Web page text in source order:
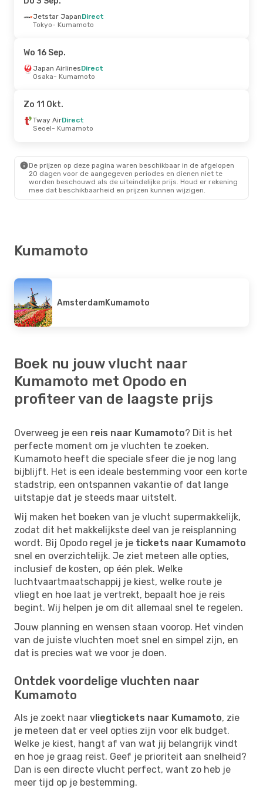
Di 27 Okt.- Vr 30 Okt.
Tigerair Taiwan
Kumamoto
Korean Air
Busan- Kumamoto
Korean Air1 Stop
Kumamoto- Busan
Do 1 Okt.- Zo 4 Okt.
China AirlinesDirect
Taipei- Kumamoto
China AirlinesDirect
Kumamoto- Taipei
Jetstar JapanDirect
Tokyo- Kumamoto
Wo 16 Sep.
Japan AirlinesDirect
Osaka- Kumamoto
Zo 11 Okt.
Tway AirDirect
Seoel- Kumamoto
De prijzen op deze pagina waren beschikbaar in de afgelopen
20 dagen voor de aangegeven periodes en dienen niet te
worden beschouwd als de uiteindelijke prijs. Houd er rekening
mee dat beschikbaarheid en prijzen kunnen wijzigen.
Kumamoto
AmsterdamKumamoto
Boek nu jouw vlucht naar
Kumamoto met Opodo en
profiteer van de laagste prijs
Overweeg je een reis naar Kumamoto? Dit is het
perfecte moment om je vluchten te zoeken.
Kumamoto heeft die speciale sfeer die je nog lang
bijblijft. Het is een ideale bestemming voor een korte
stadstrip, een ontspannen vakantie of dat lange
uitstapje dat je steeds maar uitstelt.
Wij maken het boeken van je vlucht supermakkelijk,
zodat dit het makkelijkste deel van je reisplanning
wordt. Bij Opodo regel je je tickets naar Kumamoto
snel en overzichtelijk. Je ziet meteen alle opties,
inclusief de kosten, op één plek. Welke
luchtvaartmaatschappij je kiest, welke route je
vliegt en hoe laat je vertrekt, bepaalt hoe je reis
begint. Wij helpen je om dit allemaal snel te regelen.
Jouw planning en wensen staan voorop. Het vinden
van de juiste vluchten moet snel en simpel zijn, en
dat is precies wat we voor je doen.
Ontdek voordelige vluchten naar
Kumamoto
Als je zoekt naar vliegtickets naar Kumamoto, zie
je meteen dat er veel opties zijn voor elk budget.
Welke je kiest, hangt af van wat jij belangrijk vindt
en hoe je graag reist. Geef je prioriteit aan snelheid?
Dan is een directe vlucht perfect, want zo heb je
meer tijd op je bestemming.